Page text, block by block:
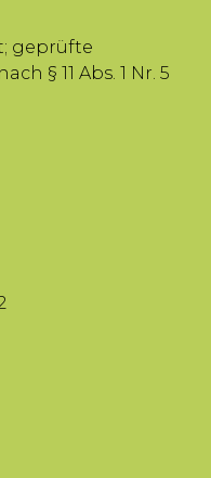
geprüfte
§ 11 Abs. 1 Nr. 5